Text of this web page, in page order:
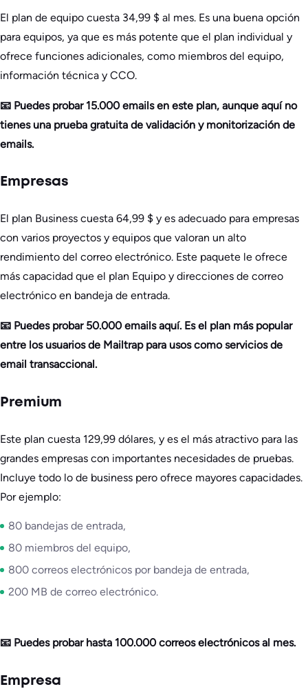
El plan de equipo cuesta 34,99 $ al mes. Es una buena opción
para equipos, ya que es más potente que el plan individual y
ofrece funciones adicionales, como miembros del equipo,
información técnica y CCO.
📧 Puedes probar 15.000 emails en este plan, aunque aquí no
tienes una prueba gratuita de validación y monitorización de
emails.
Empresas
El plan Business cuesta 64,99 $ y es adecuado para empresas
con varios proyectos y equipos que valoran un alto
rendimiento del correo electrónico. Este paquete le ofrece
más capacidad que el plan Equipo y direcciones de correo
electrónico en bandeja de entrada.
📧 Puedes probar 50.000 emails aquí. Es el plan más popular
entre los usuarios de Mailtrap para usos como servicios de
email transaccional.
Premium
Este plan cuesta 129,99 dólares, y es el más atractivo para las
grandes empresas con importantes necesidades de pruebas.
Incluye todo lo de business pero ofrece mayores capacidades.
Por ejemplo:
80 bandejas de entrada,
80 miembros del equipo,
800 correos electrónicos por bandeja de entrada,
200 MB de correo electrónico.
📧 Puedes probar hasta 100.000 correos electrónicos al mes.
Empresa